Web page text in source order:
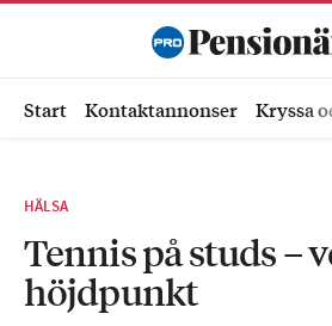
Start Kontaktannonser Kryssa
HÄLSA
Tennis på studs –
höjdpunkt